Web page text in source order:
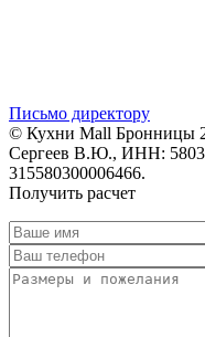
Письмо директору
© Кухни Mall Бронницы
Сергеев В.Ю., ИНН:
315580300006466.
Получить расчет